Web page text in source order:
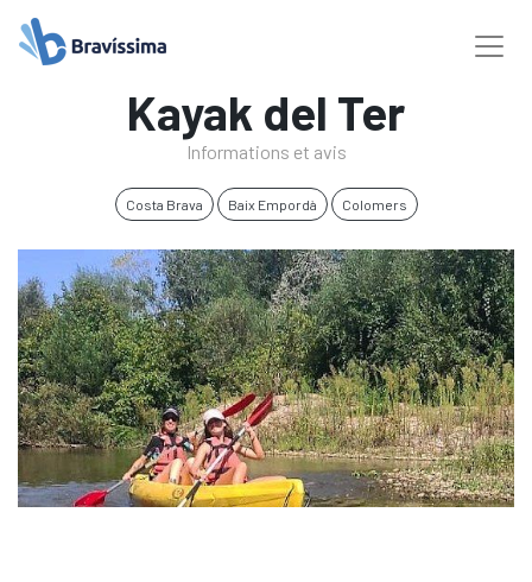
Kayak del Ter
Informations et avis
Costa Brava Baix Empordà Colomers